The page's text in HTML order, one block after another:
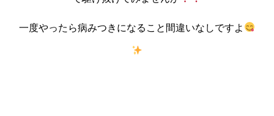
一度やったら病みつきになること間違いなしですよ